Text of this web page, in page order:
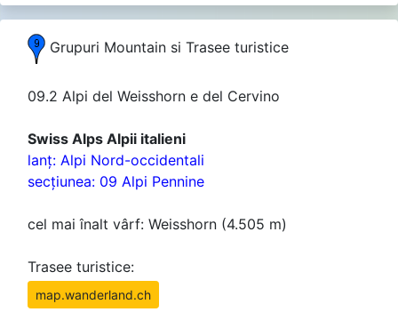
Grupuri Mountain si Trasee turistice
09.2 Alpi del Weisshorn e del Cervino
Swiss Alps Alpii italieni
lanţ: Alpi Nord-occidentali
secţiunea: 09 Alpi Pennine
cel mai înalt vârf: Weisshorn (4.505 m)
Trasee turistice:
map.wanderland.ch